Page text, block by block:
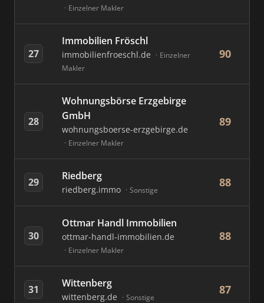
Einzelner Makler
27
Immobilien Fröschl
immobilienfroeschl.de
Einzelner
Makler
90
28
Wohnungsbörse Erzgebirge
GmbH
wohnungsboerse-erzgebirge.de
Einzelner Makler
89
29 Riedberg
riedberg.immo Sonstige
88
30
Ottmar Handl Immobilien
ottmar-handl-immobilien.de
Einzelner Makler
88
31 Wittenberg
wittenberg.de Sonstige
87